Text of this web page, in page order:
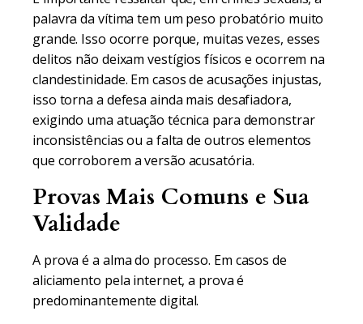
palavra da vítima tem um peso probatório muito
grande. Isso ocorre porque, muitas vezes, esses
delitos não deixam vestígios físicos e ocorrem na
clandestinidade. Em casos de acusações injustas,
isso torna a defesa ainda mais desafiadora,
exigindo uma atuação técnica para demonstrar
inconsistências ou a falta de outros elementos
que corroborem a versão acusatória.
Provas Mais Comuns e Sua
Validade
A prova é a alma do processo. Em casos de
aliciamento pela internet, a prova é
predominantemente digital.